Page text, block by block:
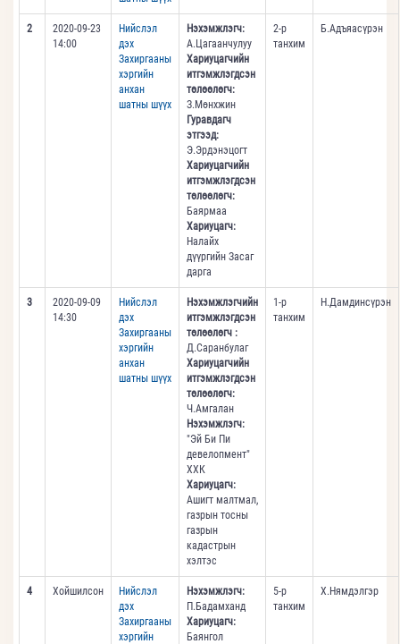
2
2020-09-23
14:00
Нийслэл
дэх
Захиргааны
хэргийн
анхан
шатны шүүх
Нэхэмжлэгч:
А.Цагаанчулуу
Хариуцагчийн
итгэмжлэгдсэн
төлөөлөгч:
З.Мөнхжин
Гуравдагч
этгээд:
Э.Эрдэнэцогт
Хариуцагчийн
итгэмжлэгдсэн
төлөөлөгч:
Баярмаа
Хариуцагч:
Налайх
дүүргийн Засаг
дарга
2-р
танхим
Б.Адъяасүрэн
3
2020-09-09
14:30
Нийслэл
дэх
Захиргааны
хэргийн
анхан
шатны шүүх
Нэхэмжлэгчийн
итгэмжлэгдсэн
төлөөлөгч :
Д.Саранбулаг
Хариуцагчийн
итгэмжлэгдсэн
төлөөлөгч:
Ч.Амгалан
Нэхэмжлэгч:
"Эй Би Пи
девелопмент"
ХХК
Хариуцагч:
Ашигт малтмал,
газрын тосны
газрын
кадастрын
хэлтэс
1-р
танхим
Н.Дамдинсүрэн
4 Хойшилсон
Нийслэл
дэх
Захиргааны
хэргийн
Нэхэмжлэгч:
П.Бадамханд
Хариуцагч:
Баянгол
5-р
танхим
Х.Нямдэлгэр